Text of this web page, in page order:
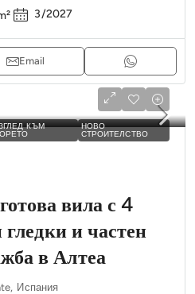
3/2027
Email
КЪМ НОВО
СТРОИТЕЛСТВО
вила с 4
и частен
в Алтеа
Испания